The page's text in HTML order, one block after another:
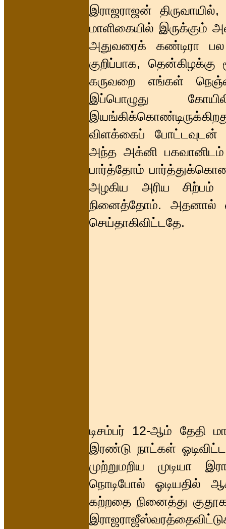
இராஜராஜன்
மாளிகையில் இருக்கும்
அதுவரைக் கண்டிரா
குறிப்பாக,
கருவறை எங்கள்
இப்பொழுது
விளக்கைப்
அந்த அக்னி
பார்த்தோம்
அழகிய அரிய சிற்பம்
நினைத்தோம். அதனால்
செய்தாகிவிட்டதே.
டிசம்பர் 12-ஆம் தேதி
இரண்டு நாட்கள்
முற்றுமறிய முடியா
நொடிபோல் ஓடியதில்
கற்றதை நினைத்து